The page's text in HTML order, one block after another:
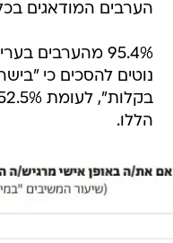
הערבים המודאגים
95.4% מהערבים
נוטים להסכים כי
הללו.